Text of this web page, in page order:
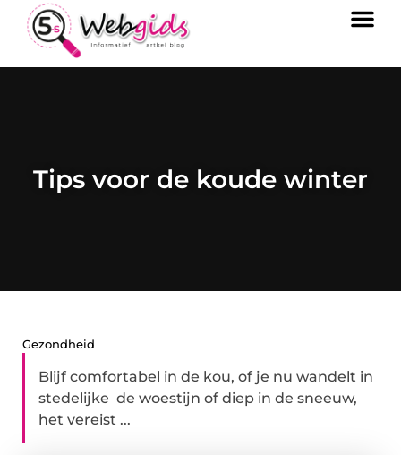
Tips voor de koude winter
Gezondheid
Blijf comfortabel in de kou, of je nu wandelt in
stedelijke de woestijn of diep in de sneeuw,
het vereist ...